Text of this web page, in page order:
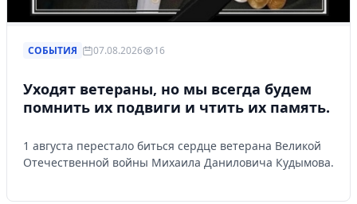
СОБЫТИЯ 07.08.2026 16
Уходят ветераны, но мы всегда будем
помнить их подвиги и чтить их память.
1 августа перестало биться сердце ветерана Великой
Отечественной войны Михаила Даниловича Кудымова.